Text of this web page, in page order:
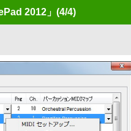
2012」 (4/4)